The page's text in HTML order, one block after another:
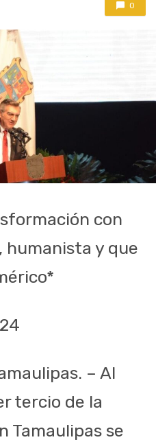
0
con
humanista y que
– Al
tercio de la
Tamaulipas se